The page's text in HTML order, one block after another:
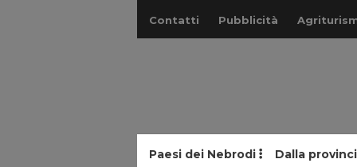
Contatti Pubblicità
Paesi dei Nebrodi Dalla